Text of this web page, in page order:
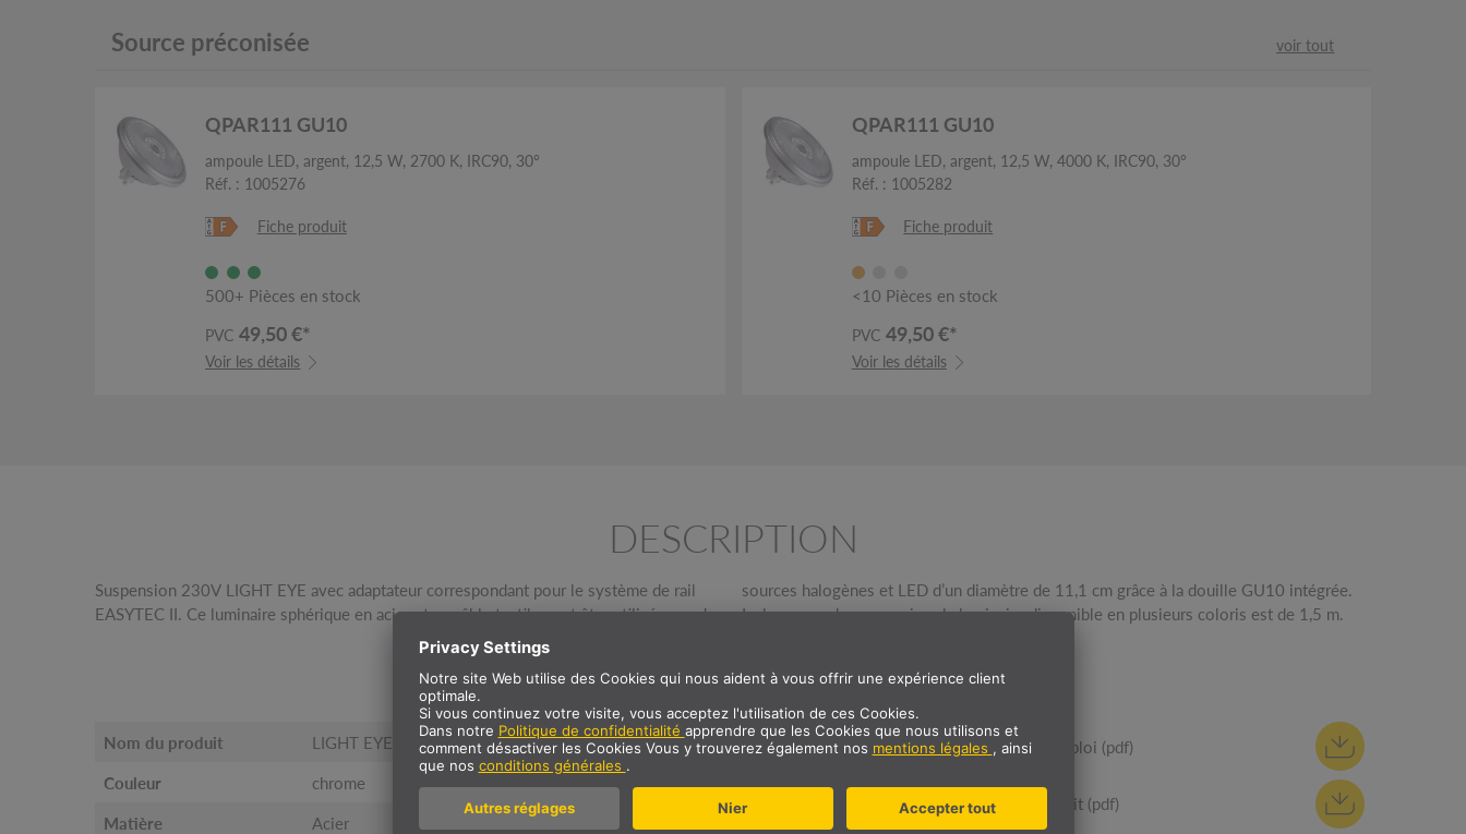
Source préconisée voir tout
QPAR111 GU10
ampoule LED, argent, 12,5 W, 2700 K, IRC90, 30°
Réf. : 1005276
Fiche produit
500+ Pièces en stock
PVC 49,50 €*
Voir les détails
QPAR111 GU10
ampoule LED, argent, 12,5 W, 4000 K, IRC90, 30°
Réf. : 1005282
Fiche produit
<10 Pièces en stock
PVC 49,50 €*
Voir les détails
DESCRIPTION
Suspension 230V LIGHT EYE avec adaptateur correspondant pour le système de rail
EASYTEC II. Ce luminaire sphérique en acier et au câble textile peut être utilisé avec des
sources halogènes et LED d’un diamètre de 11,1 cm grâce à la douille GU10 intégrée.
La longueur de suspension du luminaire disponible en plusieurs coloris est de 1,5 m.
INFORMATIONS TECHNIQUES
Nom du produit LIGHT EYE® 150
Couleur chrome
Matière Acier
Détails de montage
Plafond
Forme sphérique
Mode d'emploi (pdf)
Fiche produit (pdf)